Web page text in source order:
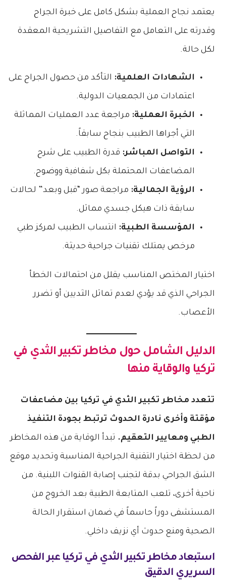
يعتمد نجاح العملية بشكل كامل على خبرة الجراح
وقدرته على التعامل مع التفاصيل التشريحية المعقدة
لكل حالة.
الشهادات العلمية: التأكد من حصول الجراح على
اعتمادات من الجمعيات الدولية.
الخبرة العملية: مراجعة عدد العمليات المماثلة
التي أجراها الطبيب بنجاح سابقاً.
التواصل المباشر: قدرة الطبيب على شرح
المضاعفات المحتملة بكل شفافية ووضوح.
الرؤية الجمالية: مراجعة صور “قبل وبعد” لحالات
سابقة ذات هيكل جسدي مماثل.
المؤسسة الطبية: انتساب الطبيب لمركز طبي
مرخص يمتلك تقنيات جراحية حديثة.
اختيار المختص المناسب يقلل من احتمالات الخطأ
الجراحي الذي قد يؤدي لعدم تماثل الثديين أو تضرر
الأعصاب.
الدليل الشامل حول مخاطر تكبير الثدي في
تركيا والوقاية منها
تتعدد مخاطر تكبير الثدي في تركيا بين مضاعفات
مؤقتة وأخرى نادرة الحدوث ترتبط بجودة التنفيذ
الطبي ومعايير التعقيم. تبدأ الوقاية من هذه المخاطر
من لحظة اختيار التقنية الجراحية المناسبة وتحديد موقع
الشق الجراحي بدقة لتجنب إصابة القنوات اللبنية. من
ناحية أخرى، تلعب المتابعة الطبية بعد الخروج من
المستشفى دوراً حاسماً في ضمان استقرار الحالة
الصحية ومنع حدوث أي نزيف داخلي.
استبعادمخاطر تكبير الثدي في تركيا عبر الفحص
السريري الدقيق